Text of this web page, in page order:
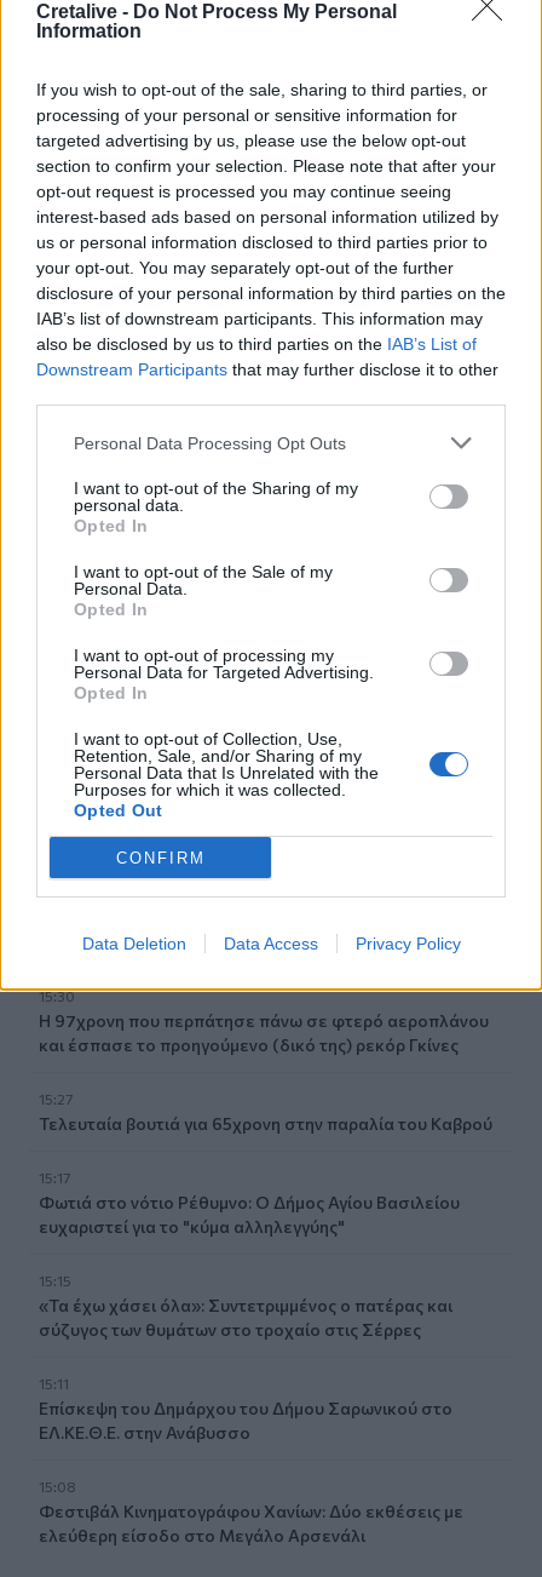
Cretalive - Do Not Process My Personal
Information
If you wish to opt-out of the sale, sharing to third parties, or
processing of your personal or sensitive information for
targeted advertising by us, please use the below opt-out
section to confirm your selection. Please note that after your
opt-out request is processed you may continue seeing
interest-based ads based on personal information utilized by
us or personal information disclosed to third parties prior to
your opt-out. You may separately opt-out of the further
disclosure of your personal information by third parties on the
IAB’s list of downstream participants. This information may
also be disclosed by us to third parties on the IAB’s List of
Downstream Participants that may further disclose it to other
Personal Data Processing Opt Outs
I want to opt-out of the Sharing of my
personal data.
Opted In
I want to opt-out of the Sale of my
Personal Data.
Opted In
I want to opt-out of processing my
Personal Data for Targeted Advertising.
Opted In
I want to opt-out of Collection, Use,
Retention, Sale, and/or Sharing of my
Personal Data that Is Unrelated with the
Purposes for which it was collected.
Opted Out
CONFIRM
Data Deletion Data Access Privacy Policy
Στεγαστικό επίδομα από το υπουργείο Παιδείας, σε 1.120
φοιτητές σε Βόλο, Λάρισα, Τρίκαλα, Καρδίτσα και Λαμία
16:17
Συντάξεις: Αυξάνονται οι αποχωρήσεις το 2026 καθώς
περισσότεροι ασφαλισμένοι βγαίνουν νωρίτερα
16:15
Η Έμπαρος τίμησε τους νεκρούς της Κατοχής - 82 χρόνια
από τη Μεγάλη Κύκλωση
16:13
Καύσιμα: Γιατί οι τιμές παραμένουν υψηλές μέσα στην
περίοδο των διακοπών
16:10
Σούπερ Καπ
Ο Γ. Αγριμανάκης Αντιδήμαρχος Υπηρεσίας το Σάββατο 8
15:48
πυρόπληκτες περιοχές
Εντυπωσιάζουν οι εικόνες από το νέο αεροδρόμιο στο
Καστέλλι - Δείτε βίντεο
15:38
Πολιτική Προστασία: Νέα εναέρια μέσα και τεχνολογία
15:36
προτεραιότητες της κυβέρνησης»
15:30
Η 97χρονη που περπάτησε πάνω σε φτερό αεροπλάνου
και έσπασε το προηγούμενο (δικό της) ρεκόρ Γκίνες
15:27
Τελευταία βουτιά για 65χρονη στην παραλία του Καβρού
15:17
Φωτιά στο νότιο Ρέθυμνο: Ο Δήμος Αγίου Βασιλείου
ευχαριστεί για το "κύμα αλληλεγγύης"
15:15
«Τα έχω χάσει όλα»: Συντετριμμένος ο πατέρας και
σύζυγος των θυμάτων στο τροχαίο στις Σέρρες
15:11
Επίσκεψη του Δημάρχου του Δήμου Σαρωνικού στο
ΕΛ.ΚΕ.Θ.Ε. στην Ανάβυσσο
15:08
Φεστιβάλ Κινηματογράφου Χανίων: Δύο εκθέσεις με
ελεύθερη είσοδο στο Μεγάλο Αρσενάλι